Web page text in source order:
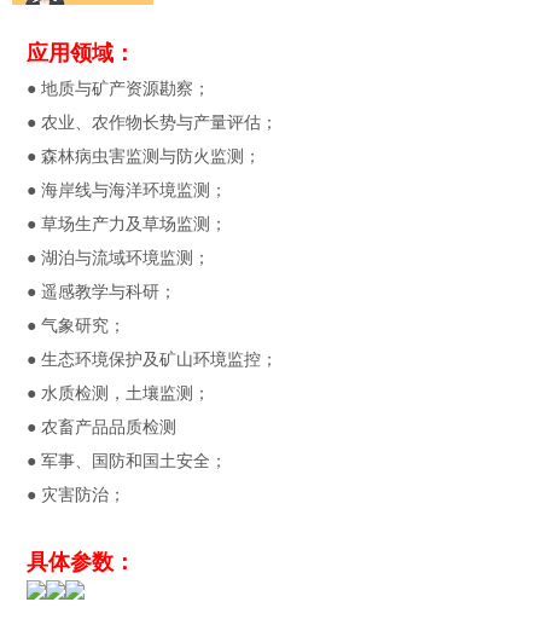
应用领域：
● 地质与矿产资源勘察；
● 农业、农作物长势与产量评估；
● 森林病虫害监测与防火监测；
● 海岸线与海洋环境监测；
● 草场生产力及草场监测；
● 湖泊与流域环境监测；
● 遥感教学与科研；
● 气象研究；
● 生态环境保护及矿山环境监控；
● 水质检测，土壤监测；
● 农畜产品品质检测
● 军事、国防和国土安全；
● 灾害防治；
具体参数：